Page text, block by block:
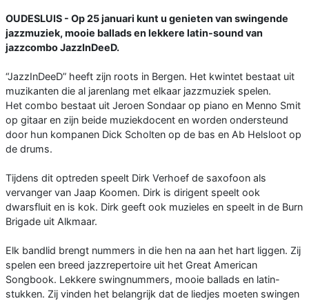
OUDESLUIS - Op 25 januari kunt u genieten van swingende
jazzmuziek, mooie ballads en lekkere latin-sound van
jazzcombo JazzInDeeD.
“JazzInDeeD” heeft zijn roots in Bergen. Het kwintet bestaat uit
muzikanten die al jarenlang met elkaar jazzmuziek spelen.
Het combo bestaat uit Jeroen Sondaar op piano en Menno Smit
op gitaar en zijn beide muziekdocent en worden ondersteund
door hun kompanen Dick Scholten op de bas en Ab Helsloot op
de drums.
Tijdens dit optreden speelt Dirk Verhoef de saxofoon als
vervanger van Jaap Koomen. Dirk is dirigent speelt ook
dwarsfluit en is kok. Dirk geeft ook muzieles en speelt in de Burn
Brigade uit Alkmaar.
Elk bandlid brengt nummers in die hen na aan het hart liggen. Zij
spelen een breed jazzrepertoire uit het Great American
Songbook. Lekkere swingnummers, mooie ballads en latin-
stukken. Zij vinden het belangrijk dat de liedjes moeten swingen